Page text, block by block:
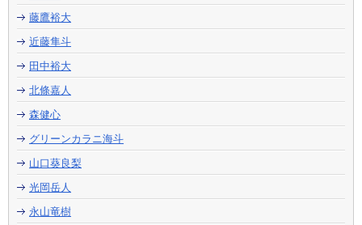
藤鷹裕大
近藤隼斗
田中裕大
北條嘉人
森健心
グリーンカラニ海斗
山口葵良梨
光岡岳人
永山竜樹